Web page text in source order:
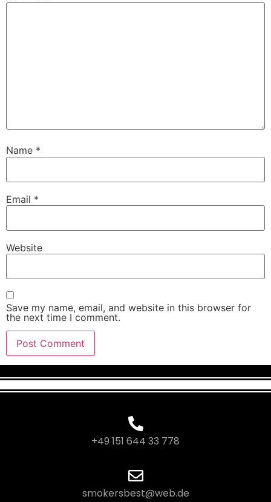
Name *
Email *
Website
Save my name, email, and website in this browser for
the next time I comment.
+49 151 644 33 778
smokersbest@web.de